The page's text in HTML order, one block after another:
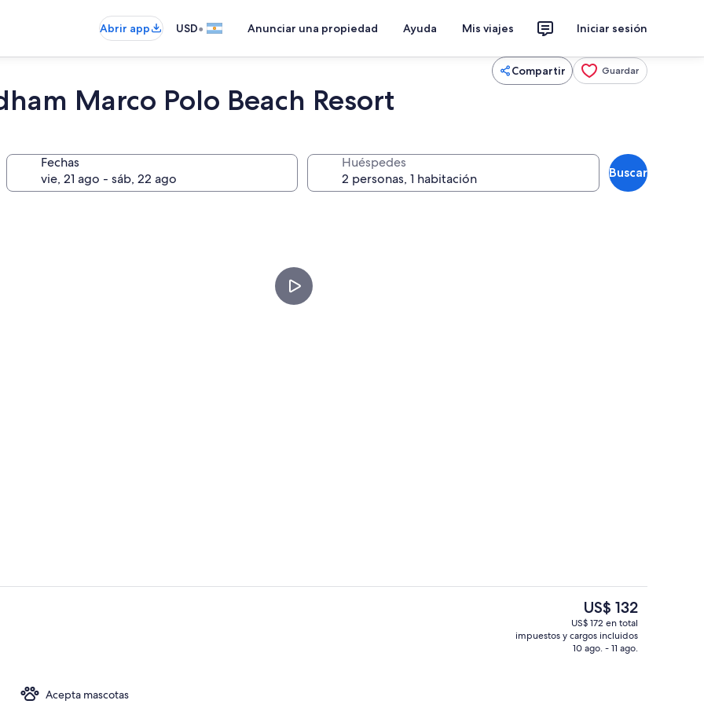
Abrir app USD• Anunciar una propiedad Ayuda Mis viajes Iniciar sesión
Compartir Guardar
Marco Polo Beach Resort
Fechas Huéspedes
Buscar
Acepta mascotas
El
precio
actual
es
US$ 132
US$ 172 en total
impuestos y cargos incluidos
10 ago. - 11 ago.